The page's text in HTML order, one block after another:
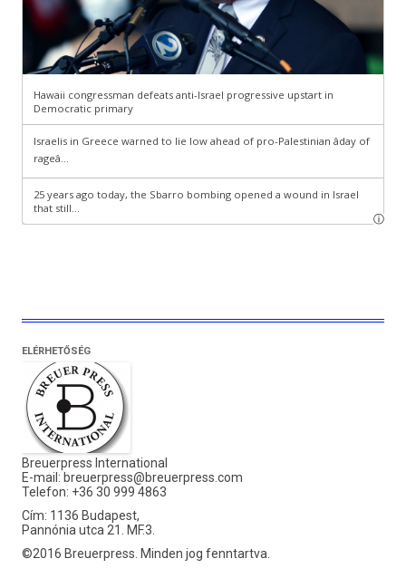
ELÉRHETŐSÉG
Breuerpress International
E-mail: breuerpress@breuerpress.com
Telefon: +36 30 999 4863
Cím: 1136 Budapest,
Pannónia utca 21. MF.3.
©2016 Breuerpress. Minden jog fenntartva.